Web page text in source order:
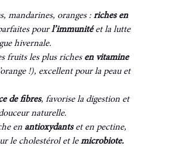
mandarines, oranges : riches en
pour l’immunité et la lutte
hivernale.
fruits les plus riches en vitamine
!), excellent pour la peau et
de fibres, favorise la digestion et
naturelle.
en antioxydants et en pectine,
le cholestérol et le microbiote.